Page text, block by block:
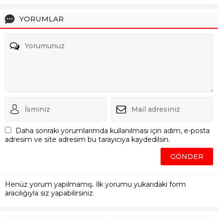
YORUMLAR
Daha sonraki yorumlarımda kullanılması için adım, e-posta
adresim ve site adresim bu tarayıcıya kaydedilsin.
Henüz yorum yapılmamış. İlk yorumu yukarıdaki form
aracılığıyla siz yapabilirsiniz.